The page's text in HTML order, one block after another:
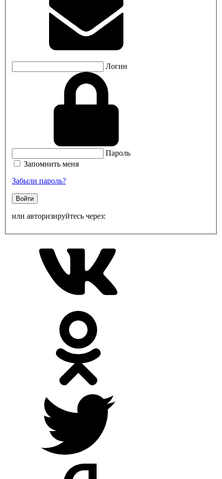
Логин
Пароль
Запомнить меня
Забыли пароль?
Войти
или авторизируйтесь через: